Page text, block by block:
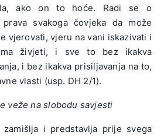
ako on to hoće. Radi se o
svakoga čovjeka da može
vjerovati, vjeru na vani iskazivati i
živjeti, i sve to bez ikakva
i bez ikakva prisiljavanja na to,
vlasti (usp. DH 2/1).
veže na slobodu savjesti
i predstavlja prije svega